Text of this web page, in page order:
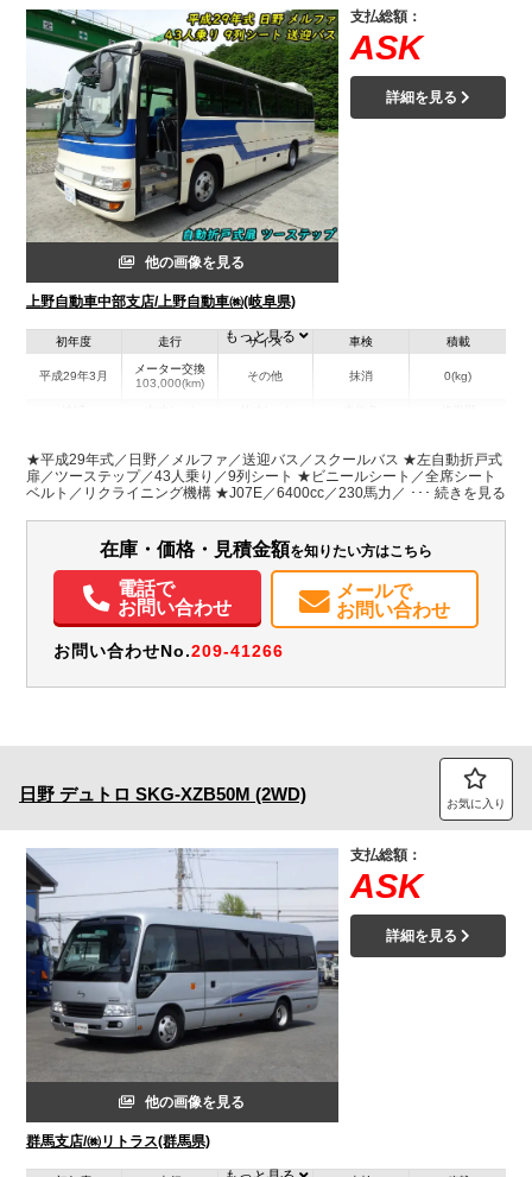
他の画像を見る
上野自動車中部支店/上野自動車㈱(岐阜県)
支払総額：
ASK
詳細を見る
初年度
平成29年3月
走行
メーター交換
103,000(km)
サイズ
その他
車検
抹消
積載
0(kg)
岐阜県 -
W:2,340
H:3,030
無
パワステ ABS バックモニター
もっと見る
★平成29年式／日野／メルファ／送迎バス／スクールバス ★左自動折戸式
扉／ツーステップ／43人乗り／9列シート ★ビニールシート／全席シート
ベルト／リクライニング機構 ★J07E／6400cc／230馬力／インタークーラ
在庫・価格・見積金額を知りたい方はこちら
電話で
お問い合わせ
メールで
お問い合わせ
お問い合わせNo.209-41266
日野 デュトロ SKG-XZB50M (2WD) お気に入り
他の画像を見る
群馬支店/㈱リトラス(群馬県)
支払総額：
ASK
詳細を見る